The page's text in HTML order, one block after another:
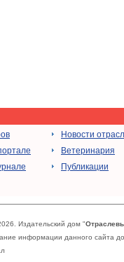
Новости
Ветеринария
Публикации
Издательский дом "
информации данного сайта